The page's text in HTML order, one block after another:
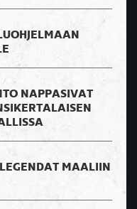
NAPPASIVAT
MAALIIN